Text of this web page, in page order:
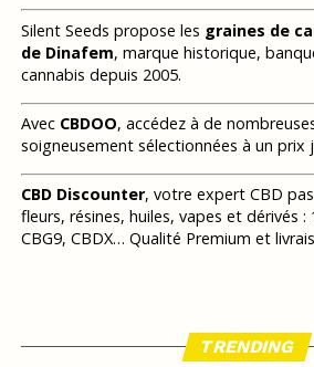
Silent Seeds propose les graines de
de Dinafem, marque historique,
cannabis depuis 2005.
Avec CBDOO, accédez à de
soigneusement sélectionnées à un prix
CBD Discounter, votre expert CBD
fleurs, résines, huiles, vapes et dérivés :
CBG9, CBDX… Qualité Premium et
TRENDING